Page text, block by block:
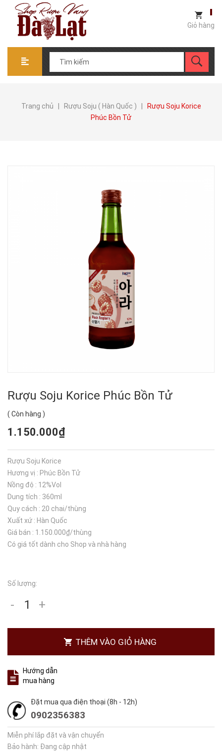
Giỏ hàng
Trang chủ Rượu Soju ( Hàn Quốc )
Rượu Soju Korice
Phúc Bồn Tử
Rượu Soju Korice Phúc Bồn Tử
( Còn hàng )
1.150.000₫
Rượu Soju Korice
Hương vị : Phúc Bồn Tử
Nồng độ : 12%Vol
Dung tích : 360ml
Quy cách : 20 chai/thùng
Xuất xứ : Hàn Quốc
Giá bán : 1.150.000₫/thùng
Có giá tốt dành cho Shop và nhà hàng
Số lượng:
- +
THÊM VÀO GIỎ HÀNG
Hướng dẫn
mua hàng
Đặt mua qua điện thoại (8h - 12h)
0902356383
Miễn phí lắp đặt và vận chuyển
Bảo hành: Đang cập nhật